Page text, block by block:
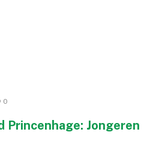
0
Princenhage: Jongeren